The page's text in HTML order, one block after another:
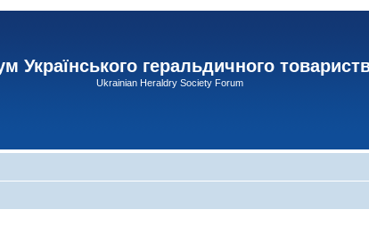
Українського геральдичного
Ukrainian Heraldry Society Forum